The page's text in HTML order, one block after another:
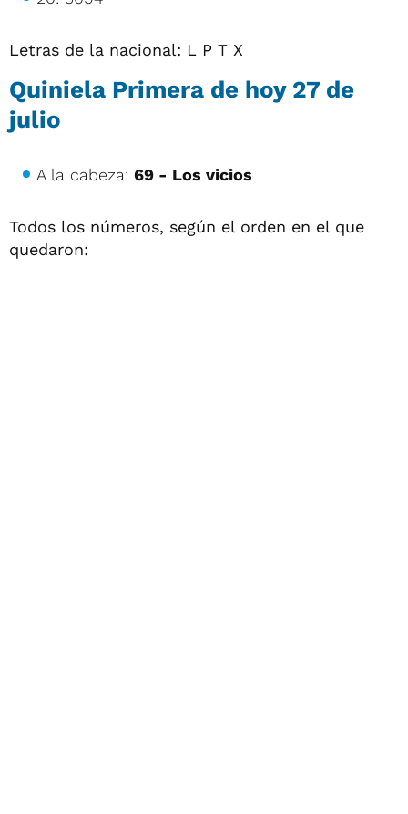
Letras de la nacional: L P T X
Quiniela Primera de hoy27 de
julio
A la cabeza: 69 - Los vicios
Todos los números, según el orden en el que
quedaron: